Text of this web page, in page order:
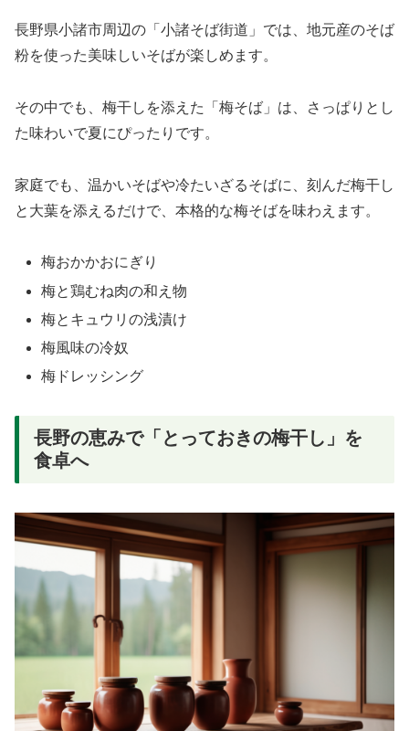
長野県小諸市周辺の「小諸そば街道」では、地元産のそば
粉を使った美味しいそばが楽しめます。
その中でも、梅干しを添えた「梅そば」は、さっぱりとし
た味わいで夏にぴったりです。
家庭でも、温かいそばや冷たいざるそばに、刻んだ梅干し
と大葉を添えるだけで、本格的な梅そばを味わえます。
梅おかかおにぎり
梅と鶏むね肉の和え物
梅とキュウリの浅漬け
梅風味の冷奴
梅ドレッシング
長野の恵みで「とっておきの梅干し」を
食卓へ